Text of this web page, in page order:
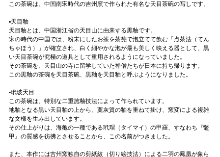
この茶碗は、中国南宋時代の吉州窯で作られた有名な天目茶碗の写しです。
▪️天目釉
天目釉とは、中国浙江省の天目山に由来する黒釉です。
宋の時代の中国では、粉末にしたお茶を茶筅で泡立てて飲む「点茶法（てん
ちゃほう）」が確立され、白く細やかな泡が最も美しく映える器として、黒
い天目茶碗が究極の道具として重用されるようになっていました。
その茶碗を、天目山の寺に留学していた禅僧たちが日本に持ち帰ります。
この黒釉の茶碗を天目茶碗、黒釉を天目釉と呼ぶようになりました。
▪️玳玻天目
この茶碗は、特別な二重施釉技法によって作られています。
地釉となる黒い天目釉の上から、藁灰質の釉を重ねて掛け、窯変による複雑
な文様を生み出しています。
その仕上がりは、海亀の一種である玳瑁（タイマイ）の甲羅、すなわち『鼈
甲』の質感を彷彿とさせることから、この名前がつきました。
また、本作には吉州窯独自の剪紙紋（切り絵技法）による二羽の鳳凰が象ら